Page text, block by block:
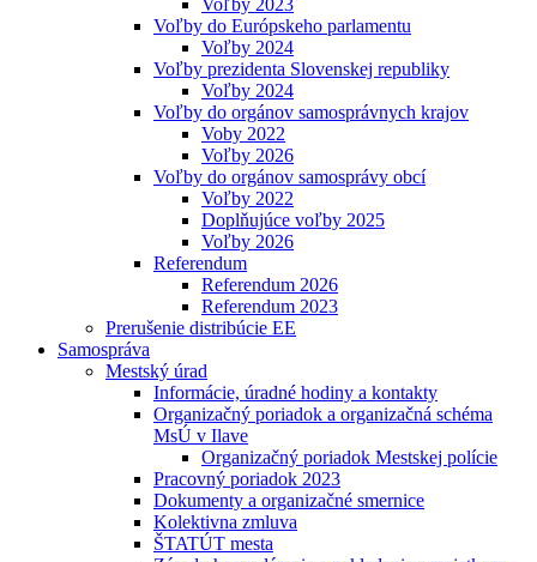
Voľby 2023
Voľby do Európskeho parlamentu
Voľby 2024
Voľby prezidenta Slovenskej republiky
Voľby 2024
Voľby do orgánov samosprávnych krajov
Voby 2022
Voľby 2026
Voľby do orgánov samosprávy obcí
Voľby 2022
Doplňujúce voľby 2025
Voľby 2026
Referendum
Referendum 2026
Referendum 2023
Prerušenie distribúcie EE
Samospráva
Mestský úrad
Informácie, úradné hodiny a kontakty
Organizačný poriadok a organizačná schéma
MsÚ v Ilave
Organizačný poriadok Mestskej polície
Pracovný poriadok 2023
Dokumenty a organizačné smernice
Kolektivna zmluva
ŠTATÚT mesta